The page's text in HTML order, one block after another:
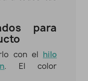
para
con el hilo
. El color